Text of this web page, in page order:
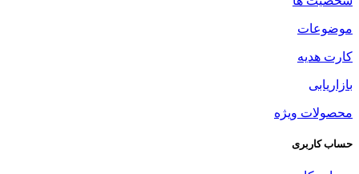
موضوعات
کارت هدیه
بازاریابی
محصولات ویژه
حساب کاربری